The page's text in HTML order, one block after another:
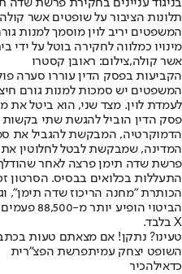
בניגוד עניינים בחקירת פרשת שדה
תלונות הציבור על שופטים אשר
המשפטים יריב לוין מוסמך למנות
מינויו כמלווה לחקירה בוטל על
אשר קולה,צילום: ראובן קסטרו
הקביעות בפסק הדין עוררו סערה
המשפטים יש סמכות למנות גורם
לעמדת לוין. מצד שני, הוא ביטל את
פסק הדין הוביל להגשת שתי
הדמוקרטיה, המבקשת להגביל את
המדינה, שמבקשת לבטל לחלוטין את
פרשת שדה תימן פרצה לאחר
התעללות בכלואים בבסיס. הסרטון
הכותרת "מחנה הריכוז שדה תימן",
X בלבד.
טעינו? נתקן! אם מצאתם טעות
השופט יצחק עמיתפרשת הפצ"רית
כדאילהכיר